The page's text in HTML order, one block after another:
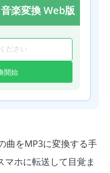
楽変換 Web版
開始
曲をMP3に変換する手
マホに転送して目覚ま